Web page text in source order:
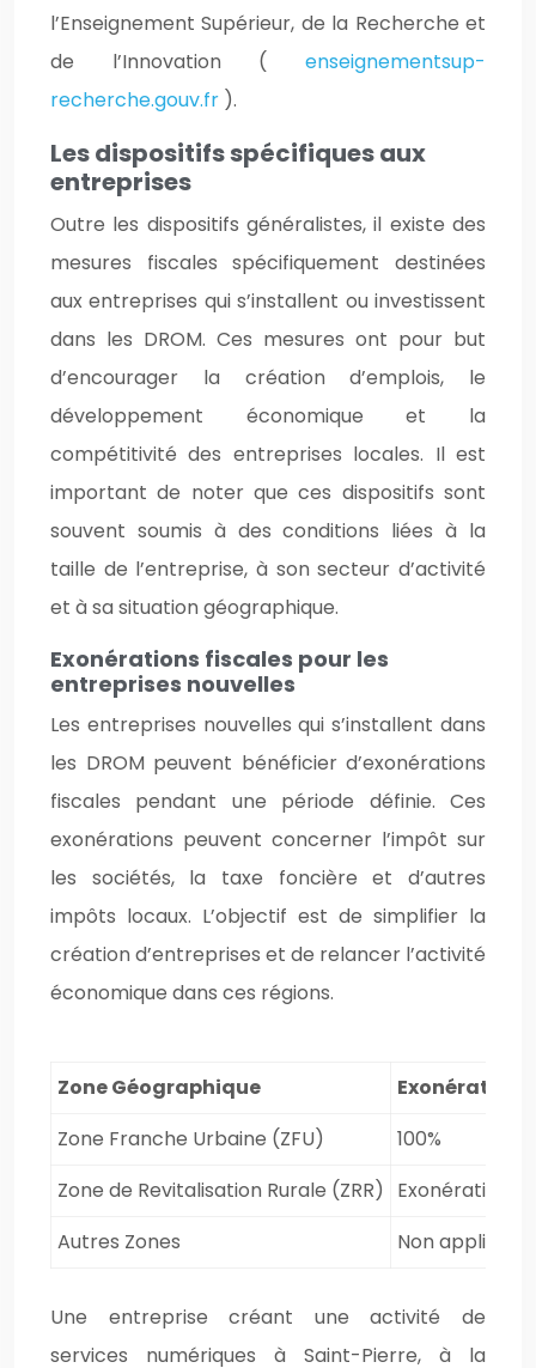
l’Enseignement Supérieur, de la Recherche et
de l’Innovation ( enseignementsup-
recherche.gouv.fr ).
Les dispositifs spécifiques aux
entreprises
Outre les dispositifs généralistes, il existe des
mesures fiscales spécifiquement destinées
aux entreprises qui s’installent ou investissent
dans les DROM. Ces mesures ont pour but
d’encourager la création d’emplois, le
développement économique et la
compétitivité des entreprises locales. Il est
important de noter que ces dispositifs sont
souvent soumis à des conditions liées à la
taille de l’entreprise, à son secteur d’activité
et à sa situation géographique.
Exonérations fiscales pour les
entreprises nouvelles
Les entreprises nouvelles qui s’installent dans
les DROM peuvent bénéficier d’exonérations
fiscales pendant une période définie. Ces
exonérations peuvent concerner l’impôt sur
les sociétés, la taxe foncière et d’autres
impôts locaux. L’objectif est de simplifier la
création d’entreprises et de relancer l’activité
économique dans ces régions.
Zone Géographique
Exonération
Zone Franche Urbaine (ZFU)
100%
Zone de Revitalisation Rurale (ZRR)
Exonération
Autres Zones
Non
Une entreprise créant une activité de
services numériques à Saint-Pierre, à la